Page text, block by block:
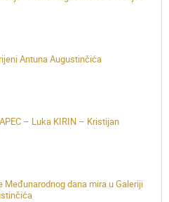
Antuna Augustinčića
– Luka KIRIN – Kristijan
Međunarodnog dana mira u Galeriji